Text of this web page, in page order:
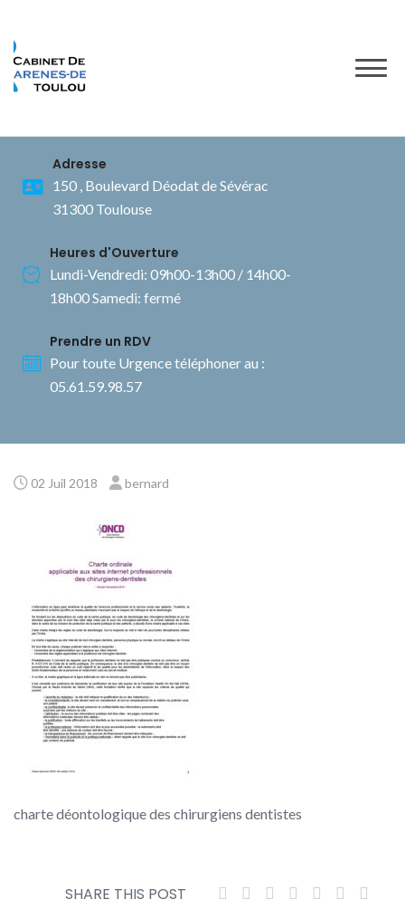
content
Adresse
150 , Boulevard Déodat de Sévérac
31300 Toulouse
Heures d'Ouverture
Lundi-Vendredi: 09h00-13h00 / 14h00-
18h00 Samedi: fermé
Prendre un RDV
Pour toute Urgence téléphoner au :
05.61.59.98.57
02 Juil 2018 bernard
charte déontologique des chirurgiens dentistes
SHARE THIS POST